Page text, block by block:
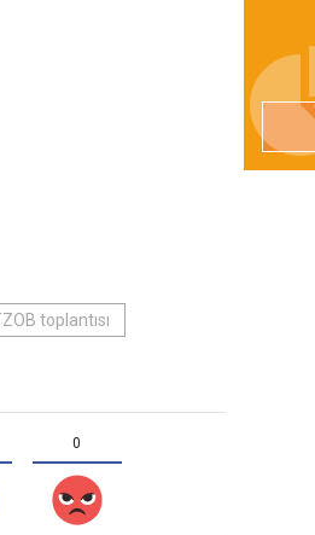
toplantısı
0